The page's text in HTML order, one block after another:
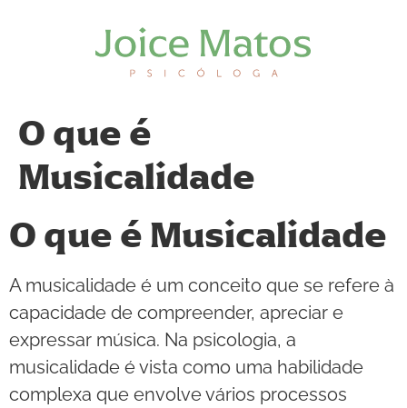
O que é
Musicalidade
O que é Musicalidade
A musicalidade é um conceito que se refere à
capacidade de compreender, apreciar e
expressar música. Na psicologia, a
musicalidade é vista como uma habilidade
complexa que envolve vários processos